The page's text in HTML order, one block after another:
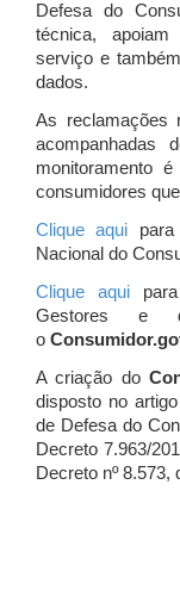
Defesa do
técnica,
serviço e
dados.
As reclamações
acompanhadas
monitoramento
consumidores
Clique aqui
Nacional do
Clique aquipara
Gestores e
o
A criação do
disposto no
de Defesa do
Decreto 7.963/
Decreto nº 8.573,